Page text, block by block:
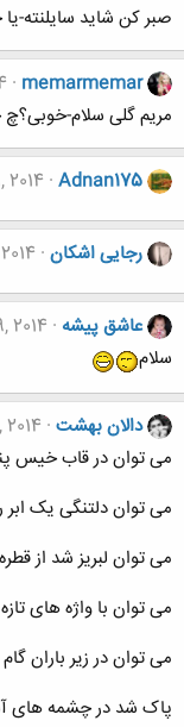
صبر کن شاید سایلنته-
memarmemar
مریم گلی سلام-
Adnan175
2014
رجایی اشکان
عاشق پیشه 2014
سلام
دالان بهشت
می توان در قاب خیس
می توان دلتنگی یک ابر
می توان لبریز شد از
می توان با واژه های
می توان در زیر باران
پاک شد در چشمه های